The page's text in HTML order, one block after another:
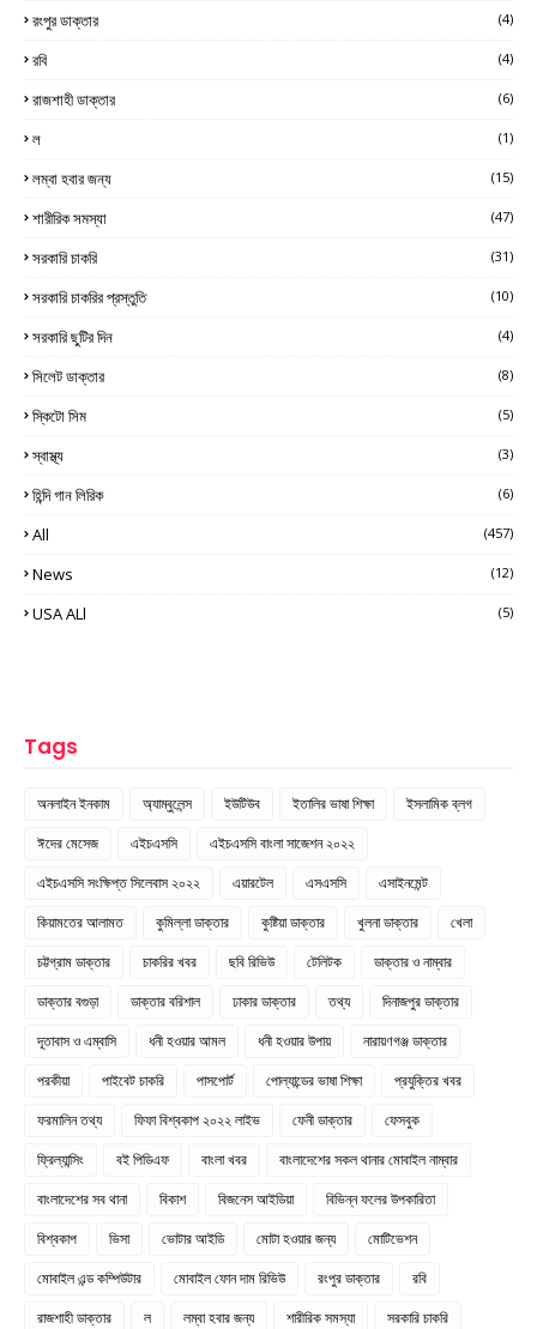
রংপুর ডাক্তার (4)
রবি (4)
রাজশাহী ডাক্তার (6)
ল (1)
লম্বা হবার জন্য (15)
শারীরিক সমস্যা (47)
সরকারি চাকরি (31)
সরকারি চাকরির প্রস্তুতি (10)
সরকারি ছুটির দিন (4)
সিলেট ডাক্তার (8)
স্কিটো সিম (5)
স্বাস্থ্য (3)
হিন্দি গান লিরিক (6)
All (457)
News (12)
USA ALl (5)
Tags
অনলাইন ইনকাম অ্যাম্বুলেন্স ইউটিউব ইতালির ভাষা শিক্ষা
ইসলামিক ব্লগ
ঈদের মেসেজ
এইচএসসি
এইচএসসি বাংলা সাজেশন ২০২২
এইচএসসি সংক্ষিপ্ত সিলেবাস ২০২২
এয়ারটেল এসএসসি
এসাইনমেন্ট
কিয়ামতের আলামত
কুমিল্লা ডাক্তার কুষ্টিয়া ডাক্তার খুলনা ডাক্তার
খেলা
চট্টগ্রাম ডাক্তার
চাকরির খবর ছবি রিভিউ টেলিটক
ডাক্তার ও নাম্বার
ডাক্তার বগুড়া
ডাক্তার বরিশাল ঢাকার ডাক্তার তথ্য
দিনাজপুর ডাক্তার
দূতাবাস ও এম্বাসি
ধনী হওয়ার আমল ধনী হওয়ার উপায়
নারায়ণগঞ্জ ডাক্তার
পরকীয়া
পাইবেট চাকরি পাসপোর্ট পোল্যান্ডের ভাষা শিক্ষা
প্রযুক্তির খবর
ফরমালিন তথ্য
ফিফা বিশ্বকাপ ২০২২ লাইভ ফেনী ডাক্তার
ফেসবুক
ফ্রিল্যান্সিং
বই পিডিএফ বাংলা খবর
বাংলাদেশের সকল থানার মোবাইল নাম্বার
বাংলাদেশের সব থানা
বিকাশ বিজনেস আইডিয়া
বিভিন্ন ফলের উপকারিতা
বিশ্বকাপ
ভিসা ভোটার আইডি মোটা হওয়ার জন্য
মোটিভেশন
মোবাইল এন্ড কম্পিউটার
মোবাইল ফোন দাম রিভিউ রংপুর ডাক্তার
রবি
রাজশাহী ডাক্তার
ল লম্বা হবার জন্য শারীরিক সমস্যা সরকারি চাকরি